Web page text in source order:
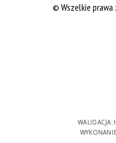
© Wszelkie prawa
WALIDACJA:
WYKONANIE